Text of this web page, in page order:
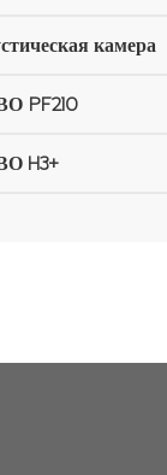
камера
PF210
H3+